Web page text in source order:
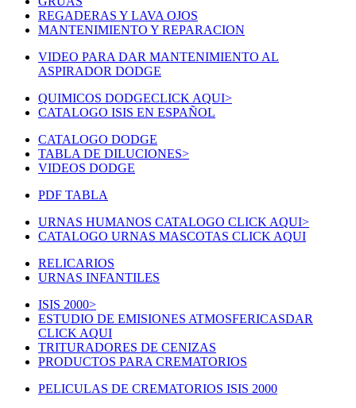
REGADERAS Y LAVA OJOS
MANTENIMIENTO Y REPARACION
VIDEO PARA DAR MANTENIMIENTO AL
ASPIRADOR DODGE
QUIMICOS DODGECLICK AQUI>
CATALOGO ISIS EN ESPAÑOL
CATALOGO DODGE
TABLA DE DILUCIONES>
VIDEOS DODGE
PDF TABLA
URNAS HUMANOS CATALOGO CLICK AQUI>
CATALOGO URNAS MASCOTAS CLICK AQUI
RELICARIOS
URNAS INFANTILES
ISIS 2000>
ESTUDIO DE EMISIONES ATMOSFERICASDAR
CLICK AQUI
TRITURADORES DE CENIZAS
PRODUCTOS PARA CREMATORIOS
PELICULAS DE CREMATORIOS ISIS 2000